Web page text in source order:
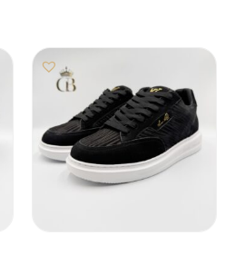
tiene
múltiples
variantes.
Las
opciones